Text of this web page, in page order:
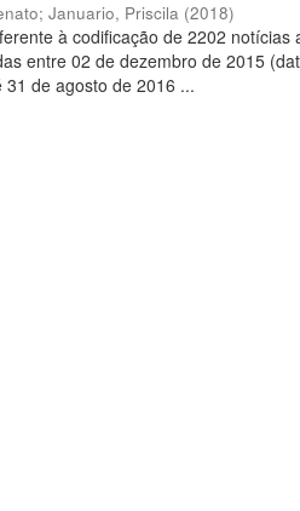
;Januario, Priscila (2018)
à codificação de 2202
entre 02 de dezembro de 2015
de agosto de 2016 ...